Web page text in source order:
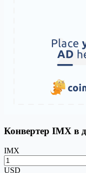
Конвертер IMX
IMX
USD